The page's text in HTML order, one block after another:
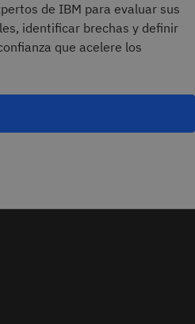
de IBM para evaluar sus
identificar brechas y definir
que acelere los